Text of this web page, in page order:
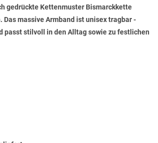
gedrückte Kettenmuster Bismarckkette
massive Armband ist unisex tragbar -
passt stilvoll in den Alltag sowie zu festlichen